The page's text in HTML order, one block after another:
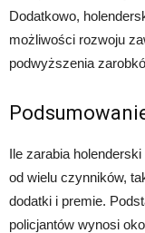
Dodatkowo,
możliwości rozwoju
podwyższenia
Ile zarabia
od wielu czynników,
dodatki i premie.
policjantów wynosi